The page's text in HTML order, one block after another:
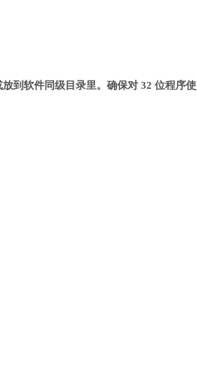
到软件同级目录里。确保对 32 位程序使